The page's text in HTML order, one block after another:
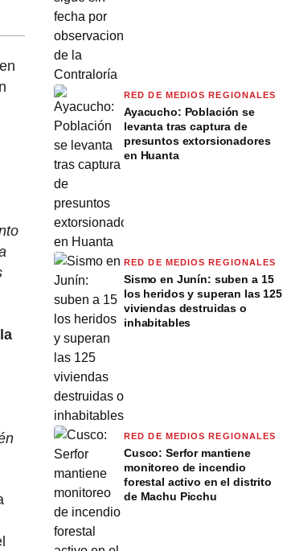
RED DE MEDIOS REGIONALES
Ayacucho: Población se
levanta tras captura de
presuntos extorsionadores
en Huanta
RED DE MEDIOS REGIONALES
Sismo en Junín: suben a 15
los heridos y superan las 125
viviendas destruidas o
inhabitables
RED DE MEDIOS REGIONALES
Cusco: Serfor mantiene
monitoreo de incendio
forestal activo en el distrito
de Machu Picchu